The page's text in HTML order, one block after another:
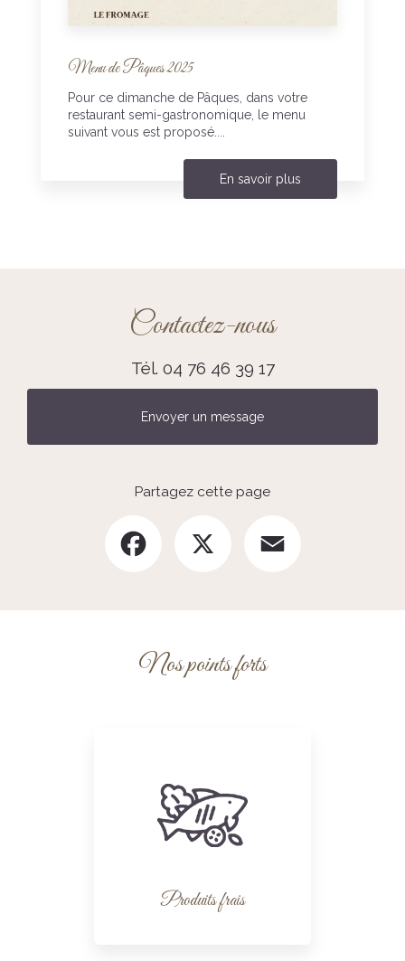
Menu de Pâques 2025
Pour ce dimanche de Pâques, dans votre
restaurant semi-gastronomique, le menu
suivant vous est proposé....
En savoir plus
Contactez-nous
Tél. 04 76 46 39 17
Envoyer un message
Partagez cette page
Nos points forts
Produits frais